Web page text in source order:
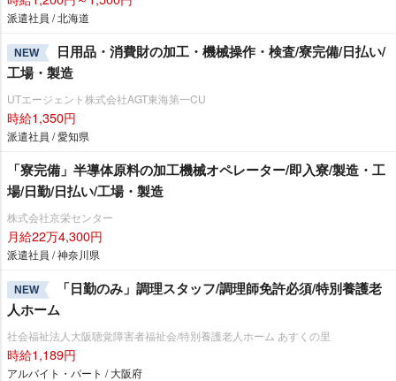
派遣社員 / 北海道
NEW
日用品・消費財の加工・機械操作・検査/寮完備/日払い/
工場・製造
UTエージェント株式会社AGT東海第一CU
時給1,350円
派遣社員 / 愛知県
「寮完備」半導体原料の加工機械オペレーター/即入寮/製造・工
場/日勤/日払い/工場・製造
株式会社京栄センター
月給22万4,300円
派遣社員 / 神奈川県
NEW
「日勤のみ」調理スタッフ/調理師免許必須/特別養護老
人ホーム
社会福祉法人大阪聴覚障害者福祉会/特別養護老人ホーム あすくの里
時給1,189円
アルバイト・パート / 大阪府